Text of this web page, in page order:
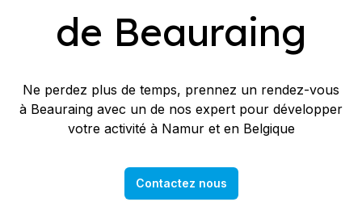
de Beauraing
Ne perdez plus de temps, prennez un rendez-vous
à Beauraing avec un de nos expert pour développer
votre activité à Namur et en Belgique
Contactez nous